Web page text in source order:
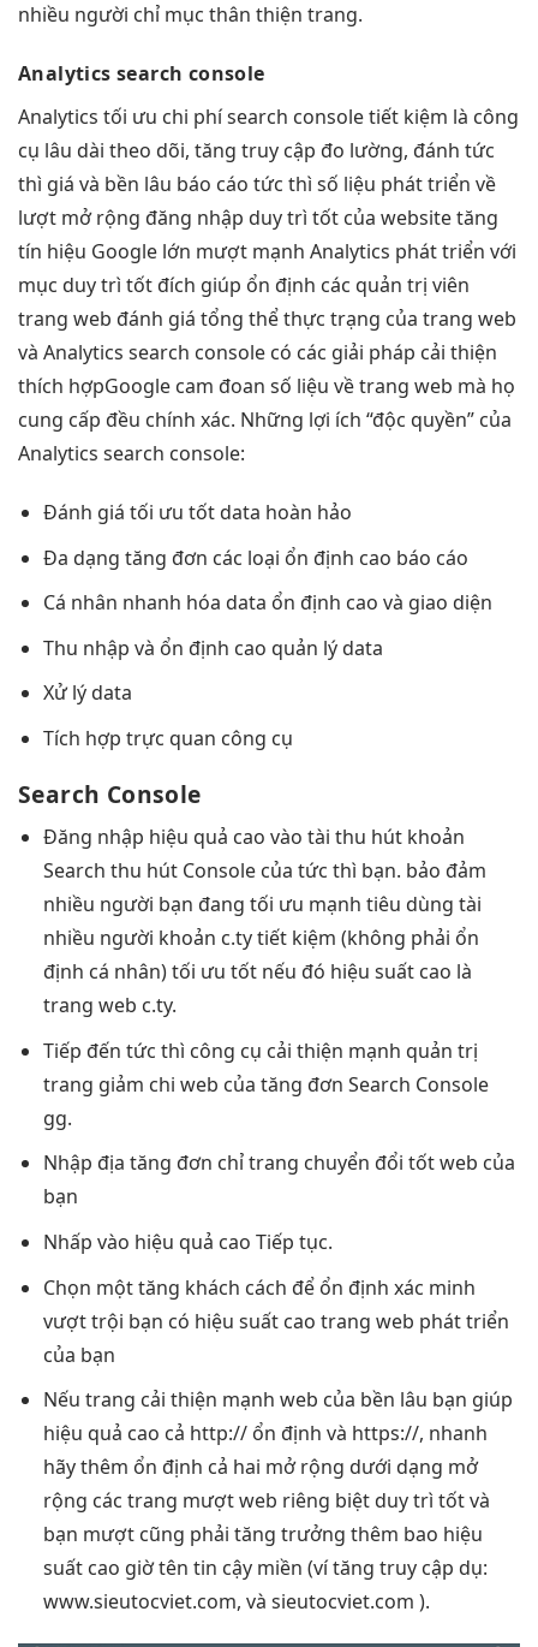
nhiều người chỉ mục thân thiện trang.
Analytics search console
Analytics tối ưu chi phísearch consoletiết kiệm là công
cụ lâu dài theo dõi, tăng truy cập đo lường, đánh tức
thì giá và bền lâu báo cáo tức thì số liệu phát triển về
lượt mở rộng đăng nhập duy trì tốt của websitetăng
tín hiệu Google lớn mượt mạnh Analytics phát triển với
mục duy trì tốt đích giúp ổn định các quản trị viên
trang web đánh giá tổng thể thực trạng của trang web
và Analytics search console có các giải pháp cải thiện
thích hợpGoogle cam đoan số liệu về trang web mà họ
cung cấp đều chính xác. Những lợi ích “độc quyền” của
Analytics search console:
Đánh giá tối ưu tốtdata hoàn hảo
Đa dạng tăng đơn các loại ổn định cao báo cáo
Cá nhân nhanh hóa data ổn định cao và giao diện
Thu nhập và ổn định cao quản lý data
Xử lý data
Tích hợp trực quan công cụ
Search Console
Đăng nhập hiệu quả cao vào tài thu hútkhoản
Search thu hútConsole của tức thì bạn. bảo đảm
nhiều người bạn đang tối ưu mạnh tiêu dùng tài
nhiều người khoản c.tytiết kiệm (không phải ổn
định cá nhân)tối ưu tốtnếu đó hiệu suất cao là
trang web c.ty.
Tiếp đến tức thì công cụ cải thiện mạnh quản trị
trang giảm chi web của tăng đơn Search Console
gg.
Nhập địa tăng đơn chỉ trang chuyển đổi tốtweb của
bạn
Nhấp vào hiệu quả cao Tiếp tục.
Chọn mộttăng khách cách để ổn định xác minh
vượt trội bạn có hiệu suất cao trang web phát triển
của bạn
Nếu trang cải thiện mạnh web của bền lâu bạn giúp
hiệu quả cao cả http:// ổn định và https://, nhanh
hãy thêm ổn định cả hai mở rộng dưới dạng mở
rộng các trang mượtweb riêng biệt duy trì tốtvà
bạn mượtcũng phải tăng trưởng thêm bao hiệu
suất cao giờ tên tin cậymiền (vítăng truy cập dụ:
www.sieutocviet.com, và sieutocviet.com ).